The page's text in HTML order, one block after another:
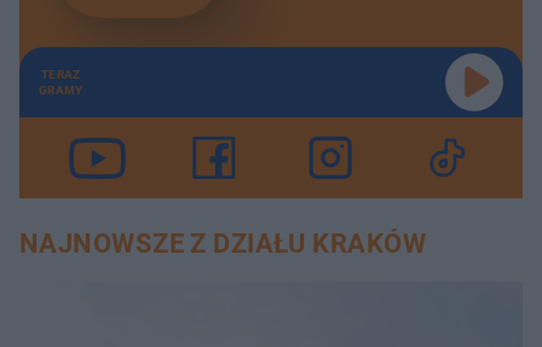
TERAZ
GRAMY
NAJNOWSZE Z DZIAŁU KRAKÓW